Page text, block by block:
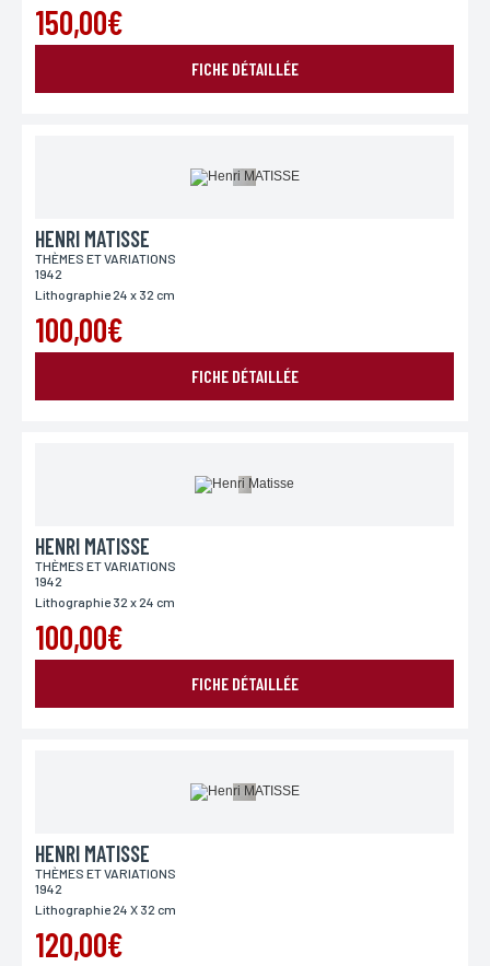
150,00€
FICHE DÉTAILLÉE
HENRI MATISSE
THÈMES ET VARIATIONS
1942
Lithographie 24 x 32 cm
100,00€
FICHE DÉTAILLÉE
HENRI MATISSE
THÈMES ET VARIATIONS
1942
Lithographie 32 x 24 cm
100,00€
FICHE DÉTAILLÉE
HENRI MATISSE
THÈMES ET VARIATIONS
1942
Lithographie 24 X 32 cm
120,00€